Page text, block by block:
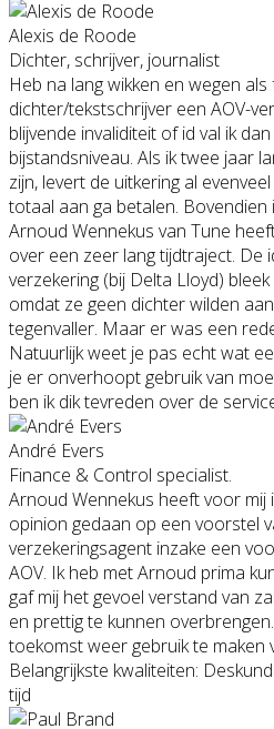
Alexis de Roode
Dichter, schrijver, journalist
Heb na lang wikken en wegen
dichter/tekstschrijver een AOV-
blijvende invaliditeit of id val ik
bijstandsniveau. Als ik twee jaar
zijn, levert de uitkering al
totaal aan ga betalen.
Arnoud Wennekus van Tune
over een zeer lang tijdtraject. De
verzekering (bij Delta Lloyd)
omdat ze geen dichter wilden
tegenvaller. Maar er was een
Natuurlijk weet je pas echt wat
je er onverhoopt gebruik van
ben ik dik tevreden over de
André Evers
Finance & Control specialist.
Arnoud Wennekus heeft voor
opinion gedaan op een voorstel
verzekeringsagent inzake een
AOV. Ik heb met Arnoud prima
gaf mij het gevoel verstand van
en prettig te kunnen
toekomst weer gebruik te maken
Belangrijkste kwaliteiten:
tijd